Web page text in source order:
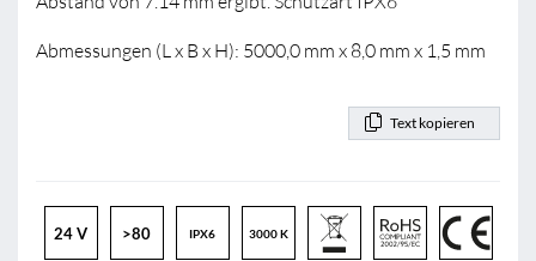
Abmessungen (L x B x H): 5000,0 mm x 8,0 mm x 1,5 mm
Text kopieren
24 V >80 IPX6 3000 K